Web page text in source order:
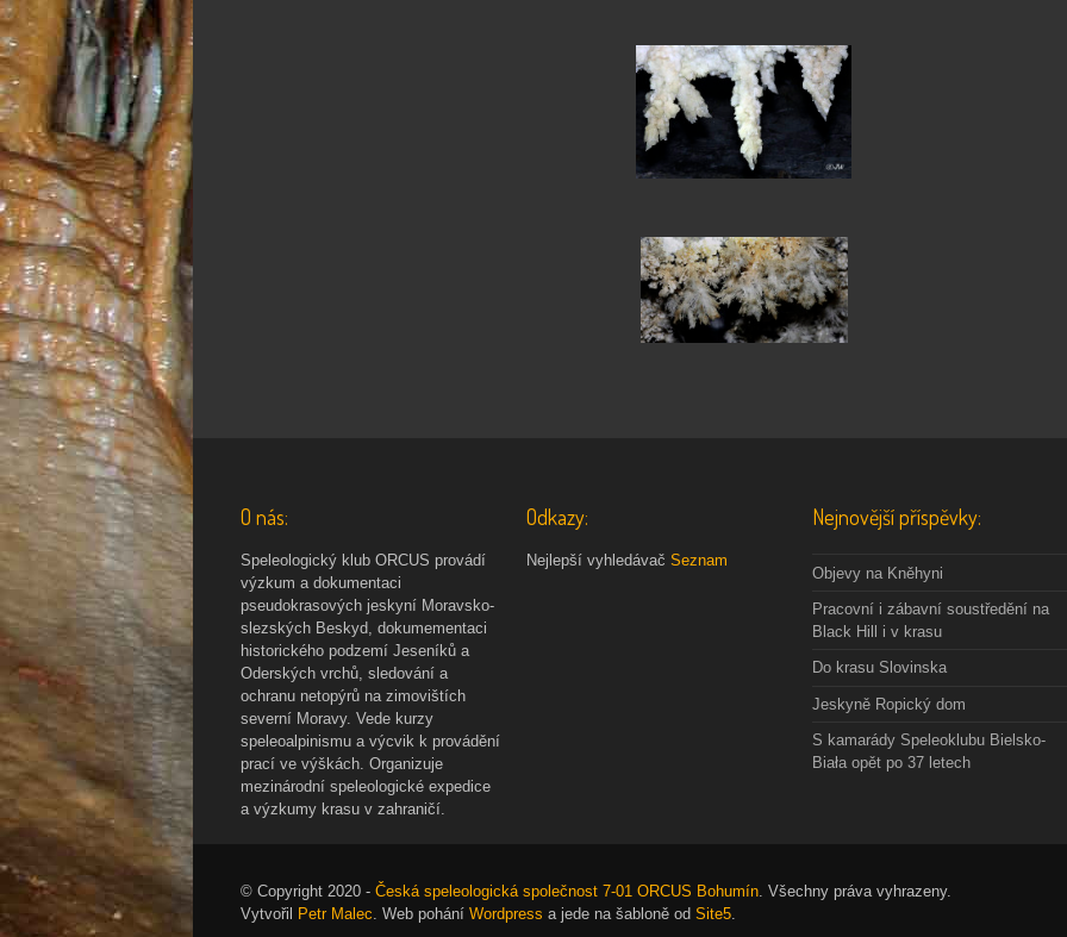
O nás:
Speleologický klub ORCUS provádí
výzkum a dokumentaci
pseudokrasových jeskyní Moravsko-
slezských Beskyd, dokumementaci
historického podzemí Jeseníků a
Oderských vrchů, sledování a
ochranu netopýrů na zimovištích
severní Moravy. Vede kurzy
speleoalpinismu a výcvik k provádění
prací ve výškách. Organizuje
mezinárodní speleologické expedice
a výzkumy krasu v zahraničí.
Odkazy:
Nejlepší vyhledávač Seznam
Nejnovější příspěvky:
Objevy na Kněhyni
Pracovní i zábavní soustředění na
Black Hill i v krasu
Do krasu Slovinska
Jeskyně Ropický dom
S kamarády Speleoklubu Bielsko-
Biała opět po 37 letech
© Copyright 2020 - Česká speleologická společnost 7-01 ORCUS Bohumín . Všechny práva vyhrazeny.
Vytvořil Petr Malec . Web pohání Wordpress a jede na šabloně od Site5